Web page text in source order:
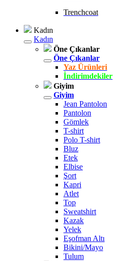
Trenchcoat
Kadın
Kadın
Öne Çıkanlar
Öne Çıkanlar
Yaz Ürünleri
İndirimdekiler
Giyim
Giyim
Jean Pantolon
Pantolon
Gömlek
T-shirt
Polo T-shirt
Bluz
Etek
Elbise
Şort
Kapri
Atlet
Top
Sweatshirt
Kazak
Yelek
Eşofman Altı
Bikini/Mayo
Tulum